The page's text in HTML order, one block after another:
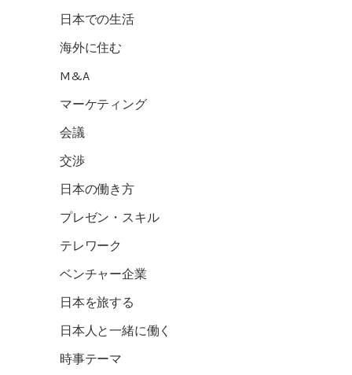
日本での生活
海外に住む
M&A
マーケティング
会議
交渉
日本の働き方
プレゼン・スキル
テレワーク
ベンチャー企業
日本を旅する
日本人と一緒に働く
時事テーマ